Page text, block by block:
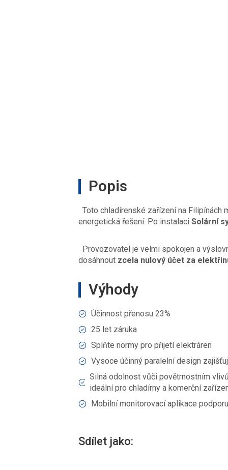
Popis
Toto chladírenské zařízení na Filipínách
energetická řešení. Po instalaciSolární
Provozovatel je velmi spokojen a
dosáhnout zcela nulový účet za
Výhody
Účinnost přenosu 23%
25 let záruka
Splňte normy pro přijetí elektráren
Vysoce účinný paralelní design
Silná odolnost vůči povětrnostním
ideální pro chladírny a komerční
Mobilní monitorovací aplikace
Sdílet jako: